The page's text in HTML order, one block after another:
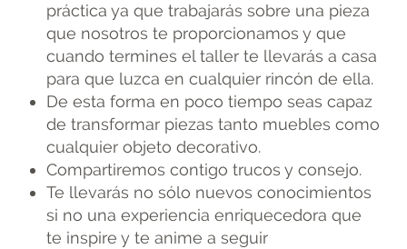
práctica ya que trabajarás sobre una pieza
que nosotros te proporcionamos y que
cuando termines el taller te llevarás a casa
para que luzca en cualquier rincón de ella.
De esta forma en poco tiempo seas capaz
de transformar piezas tanto muebles como
cualquier objeto decorativo.
Compartiremos contigo trucos y consejo.
Te llevarás no sólo nuevos conocimientos
si no una experiencia enriquecedora que
te inspire y te anime a seguir